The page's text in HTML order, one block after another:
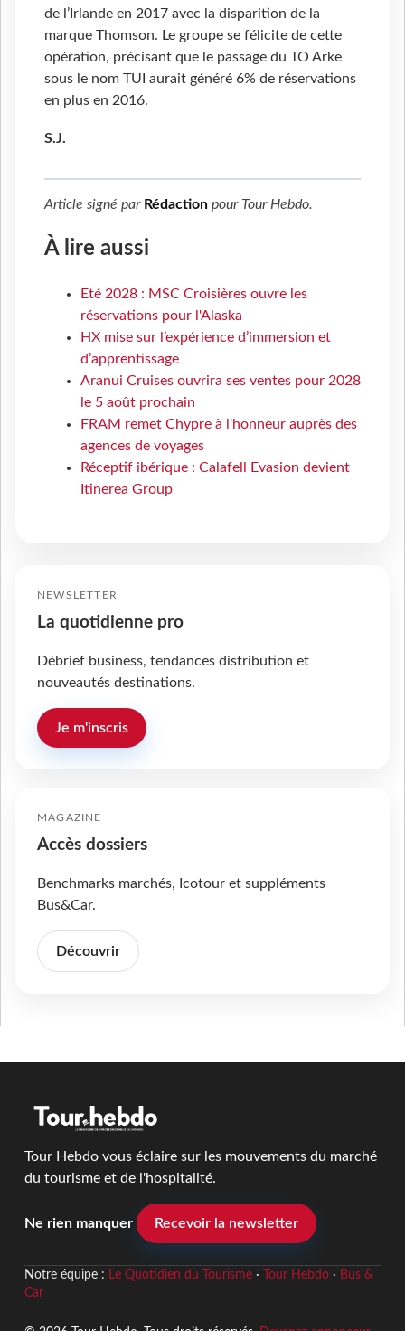
de l’Irlande en 2017 avec la disparition de la
marque Thomson. Le groupe se félicite de cette
opération, précisant que le passage du TO Arke
sous le nom TUI aurait généré 6% de réservations
en plus en 2016.
S.J.
Article signé par Rédaction pour Tour Hebdo.
À lire aussi
Eté 2028 : MSC Croisières ouvre les
réservations pour l'Alaska
HX mise sur l’expérience d’immersion et
d’apprentissage
Aranui Cruises ouvrira ses ventes pour 2028
le 5 août prochain
FRAM remet Chypre à l'honneur auprès des
agences de voyages
Réceptif ibérique : Calafell Evasion devient
Itinerea Group
NEWSLETTER
La quotidienne pro
Débrief business, tendances distribution et
nouveautés destinations.
Je m'inscris
MAGAZINE
Accès dossiers
Benchmarks marchés, Icotour et suppléments
Bus&Car.
Découvrir
Tour Hebdo vous éclaire sur les mouvements du marché
du tourisme et de l'hospitalité.
Ne rien manquer Recevoir la newsletter
Notre équipe : Le Quotidien du Tourisme· Tour Hebdo· Bus &
Car